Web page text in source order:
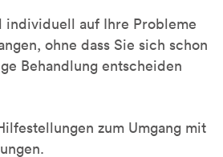
auf Ihre Probleme
ohne dass Sie sich schon
Behandlung entscheiden
zum Umgang mit